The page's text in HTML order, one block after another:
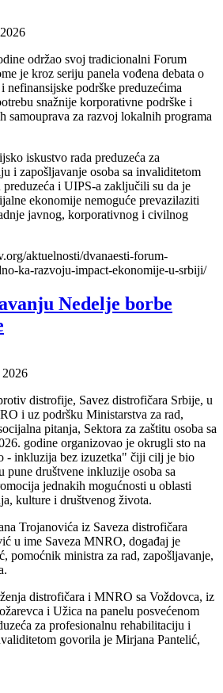
održao svoj tradicionalni Forum
je kroz seriju panela vođena debata o
nefinansijske podrške preduzećima
snažnije korporativne podrške i
samouprava za razvoj lokalnih programa
iskustvo rada preduzeća za
i zapošljavanje osoba sa invaliditetom
i UIPS-a zaključili su da je
ekonomije nemoguće prevazilaziti
javnog, korporativnog i civilnog
aktuelnosti/dvanaesti-forum-
ka-razvoju-impact-ekonomije-u-srbiji/
Nedelje borbe
distrofije, Savez distrofičara Srbije, u
i uz podršku Ministarstva za rad,
pitanja, Sektora za zaštitu osoba sa
godine organizovao je okrugli sto na
- inkluzija bez izuzetka" čiji cilj je bio
pune društvene inkluzije osoba sa
jednakih mogućnosti u oblasti
kulture i društvenog života.
Trojanovića iz Saveza distrofičara
u ime Saveza MNRO, događaj je
pomoćnik ministra za rad, zapošljavanje,
distrofičara i MNRO sa Voždovca, iz
i Užica na panelu posvećenom
za profesionalnu rehabilitaciju i
govorila je Mirjana Pantelić,